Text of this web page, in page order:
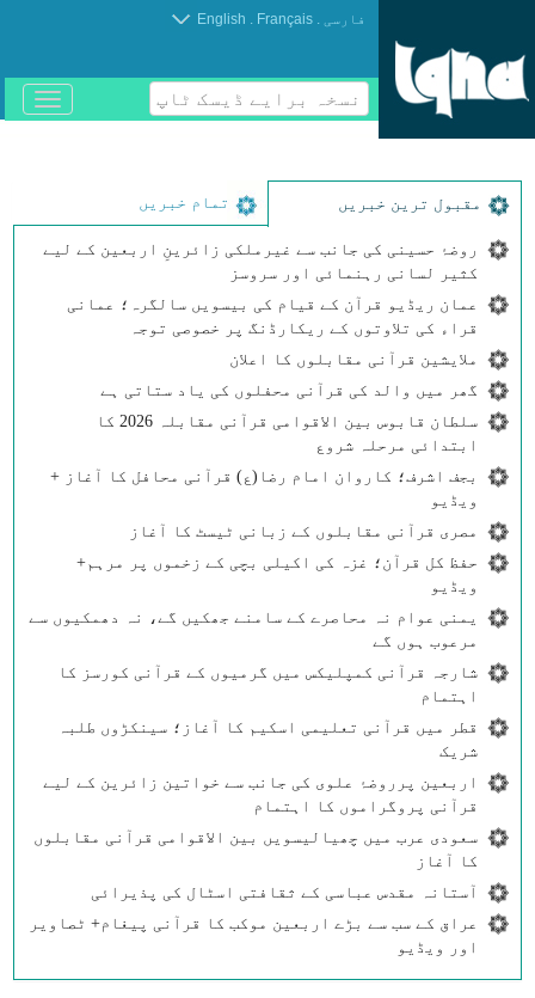
فارسی .
Français
.
English
نسخہ برایے ڈیسک ٹاپ
باز
و
مقبول ترین خبریں تمام خبریں
روضۂ حسینی کی جانب سے غیرملکی زائرینِ اربعین کے لیے
کثیر لسانی رہنمائی اور سروسز
عمان ریڈیو قرآن کے قیام کی بیسویں سالگرہ؛ عمانی
قراء کی تلاوتوں کے ریکارڈنگ پر خصوصی توجہ
ملایشین قرآنی مقابلوں کا اعلان
گھر میں والد کی قرآنی محفلوں کی یاد ستاتی ہے
سلطان قابوس بین الاقوامی قرآنی مقابلہ 2026 کا
ابتدائی مرحلہ شروع
بجف اشرف؛ کاروان امام رضا(ع) قرآنی محافل کا آغاز +
ویڈیو
مصری قرآنی مقابلوں کے زبانی ٹیسٹ کا آغاز
حفظ کل قرآن؛ غزہ کی اکیلی بچی کے زخموں پر مرہم+
ویڈیو
یمنی عوام نہ محاصرے کے سامنے جھکیں گے، نہ دھمکیوں سے
مرعوب ہوں گے
شارجہ قرآنی کمپلیکس میں گرمیوں کے قرآنی کورسز کا
اہتمام
قطر میں قرآنی تعلیمی اسکیم کا آغاز؛ سینکڑوں طلبہ
شریک
اربعین پرروضۂ علوی کی جانب سے خواتین زائرین کے لیے
قرآنی پروگراموں کا اہتمام
سعودی عرب میں چھیالیسویں بین الاقوامی قرآنی مقابلوں
کا آغاز
آستانہ مقدس عباسی کے ثقافتی اسٹال کی پذیرائی
عراق کے سب سے بڑے اربعین موکب کا قرآنی پیغام+ ٹصاویر
اور ویڈیو